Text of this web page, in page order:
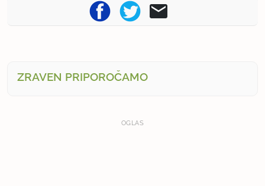
ZRAVEN PRIPOROČAMO
OGLAS